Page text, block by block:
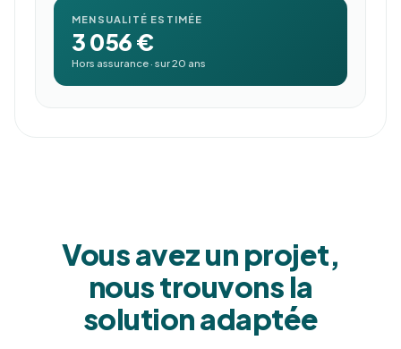
MENSUALITÉ ESTIMÉE
3 056 €
Hors assurance · sur 20 ans
Vous avez un projet,
nous trouvons la
solution adaptée